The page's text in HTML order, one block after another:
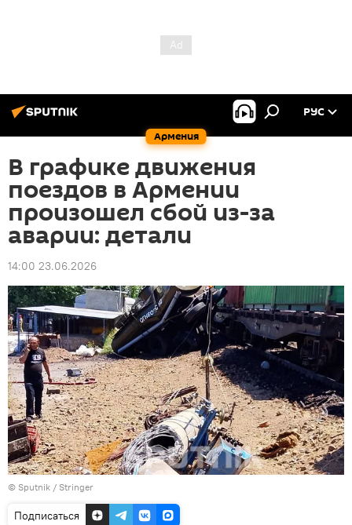
Армения
РУС
В графике движения
поездов в Армении
произошел сбой из-за
аварии: детали
14:00 23.06.2026
© Sputnik / Stringer
Подписаться